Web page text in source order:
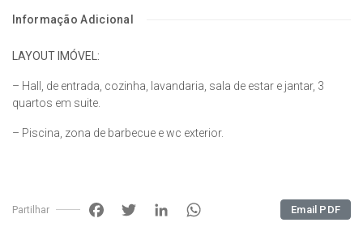
Informação Adicional
LAYOUT IMÓVEL:
– Hall, de entrada, cozinha, lavandaria, sala de estar e jantar, 3
quartos em suite.
– Piscina, zona de barbecue e wc exterior.
PartilharFacebook
Twitter
LinkedIn
WhatsApp Email PDF